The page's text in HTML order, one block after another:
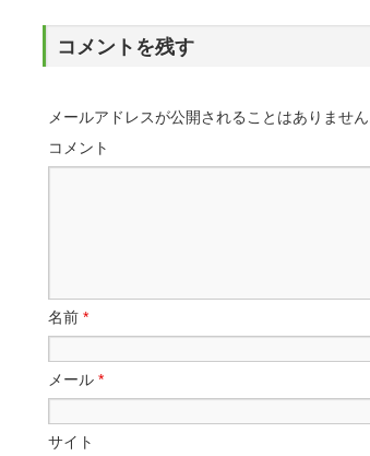
コメントを残す
メールアドレスが公開されることはありません
コメント
名前 *
メール *
サイト